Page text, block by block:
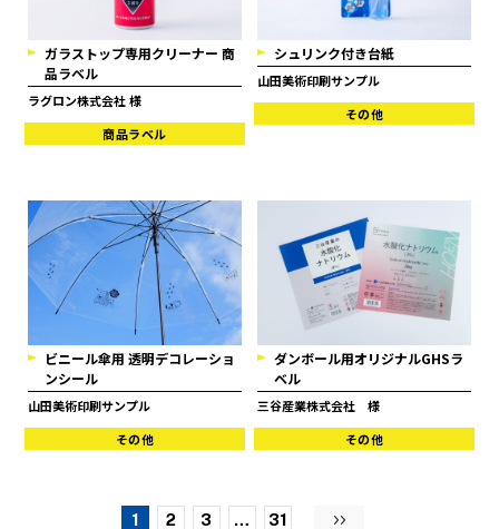
ガラストップ専用クリーナー 商
品ラベル
ラグロン株式会社 様
商品ラベル
シュリンク付き台紙
山田美術印刷サンプル
その他
ビニール傘用 透明デコレーショ
ンシール
山田美術印刷サンプル
その他
ダンボール用オリジナルGHSラ
ベル
三谷産業株式会社 様
その他
1 2 3 … 31